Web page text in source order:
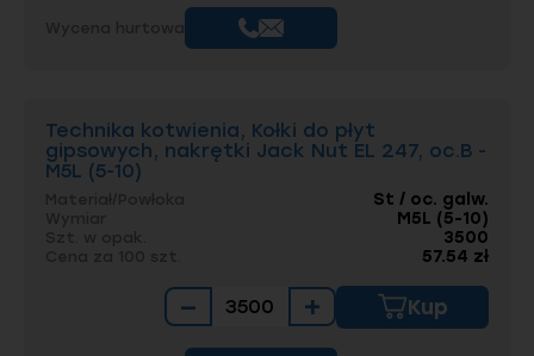
Technika kotwienia, Kołki do płyt
gipsowych, nakrętki Jack Nut EL 247, oc.B -
M5L (5-10)
St / oc. galw.
M5L (5-10)
3500
57.54 zł
− + Kup